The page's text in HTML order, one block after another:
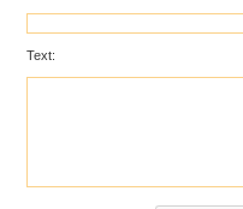
Text: